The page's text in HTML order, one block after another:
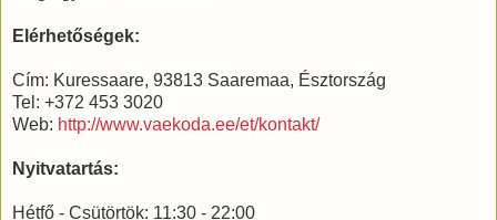
Elérhetőségek:
Cím: Kuressaare, 93813 Saaremaa, Észtország
Tel: +372 453 3020
Web: http://www.vaekoda.ee/et/kontakt/
Nyitvatartás:
Hétfő - Csütörtök: 11:30 - 22:00